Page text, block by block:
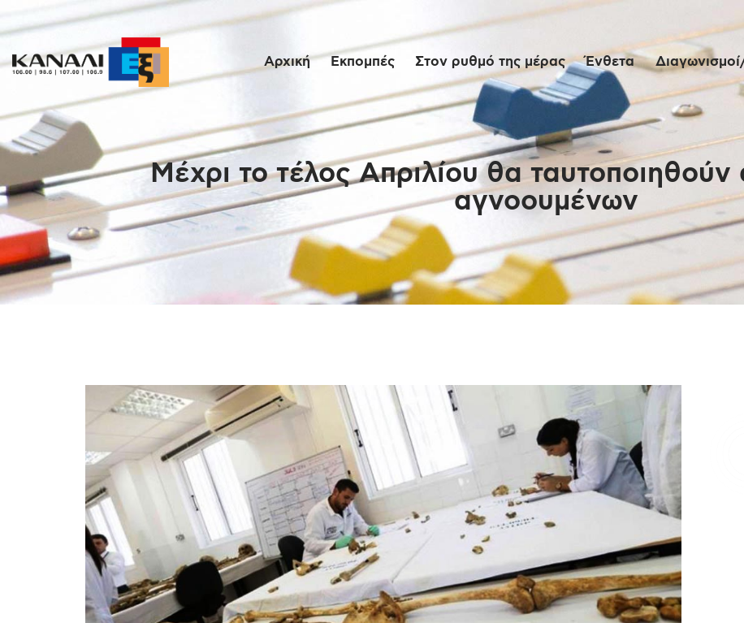
Αρχική Εκπομπές Στον ρυθμό της μέρας Ένθετα
Μέχρι το τέλος Απριλίου θα
αγνοουμένων
Αρχική
Εκπομπές
Στον ρυθμό της
μέρας
Ένθετα
Διαγωνισμοί/Live
Links
Επικοινωνία